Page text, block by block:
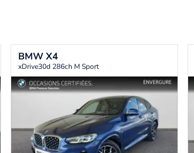
BMWX4
xDrive30d 286ch M Sport